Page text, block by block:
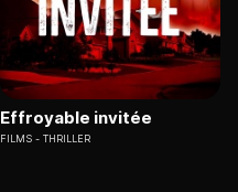
Effroyable invitée
FILMS THRILLER